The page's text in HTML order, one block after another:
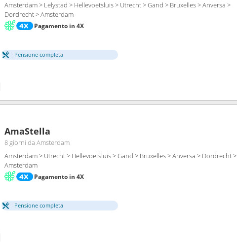
Amsterdam > Lelystad > Hellevoetsluis > Utrecht > Gand > Bruxelles > Anversa >
Dordrecht > Amsterdam
Pagamento in 4X
Pensione completa
AmaStella
8 giorni da Amsterdam
Amsterdam > Utrecht > Hellevoetsluis > Gand > Bruxelles > Anversa > Dordrecht >
Amsterdam
Pagamento in 4X
Pensione completa